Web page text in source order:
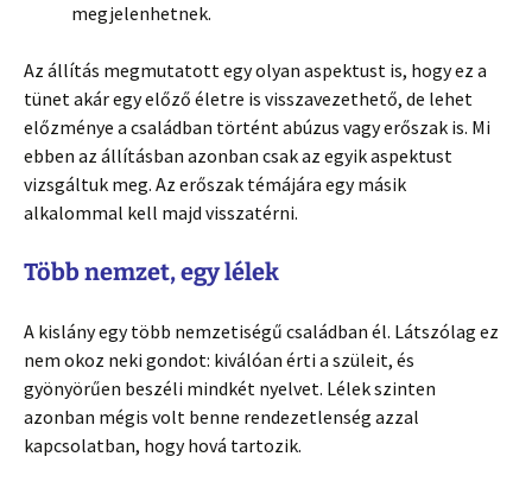
megjelenhetnek.
Az állítás megmutatott egy olyan aspektust is, hogy ez a
tünet akár egy előző életre is visszavezethető, de lehet
előzménye a családban történt abúzus vagy erőszak is. Mi
ebben az állításban azonban csak az egyik aspektust
vizsgáltuk meg. Az erőszak témájára egy másik
alkalommal kell majd visszatérni.
Több nemzet, egy lélek
A kislány egy több nemzetiségű családban él. Látszólag ez
nem okoz neki gondot: kiválóan érti a szüleit, és
gyönyörűen beszéli mindkét nyelvet. Lélek szinten
azonban mégis volt benne rendezetlenség azzal
kapcsolatban, hogy hová tartozik.